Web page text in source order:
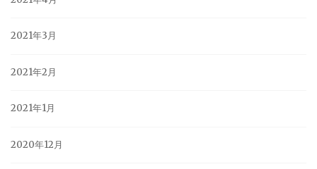
2021年3月
2021年2月
2021年1月
2020年12月